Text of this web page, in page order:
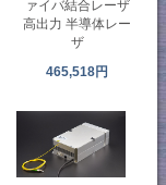
ァイバ結合レーザ
高出力 半導体レー
ザ
465,518円